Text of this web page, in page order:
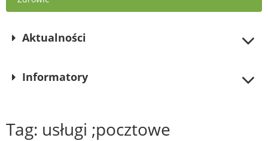
Aktualności
Informatory
Tag: usługi ;pocztowe